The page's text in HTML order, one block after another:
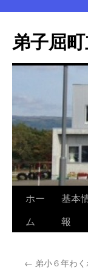
弟子屈
コ
ン
ホー
ム
基本
報
← 弟小６年わ